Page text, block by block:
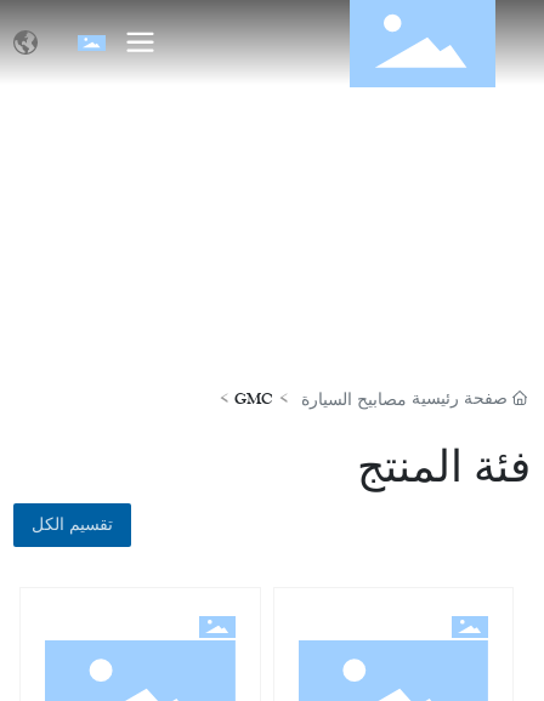
صفحة رئيسية مصابيح السيارة GMC
فئة المنتج
تقسيم الكل